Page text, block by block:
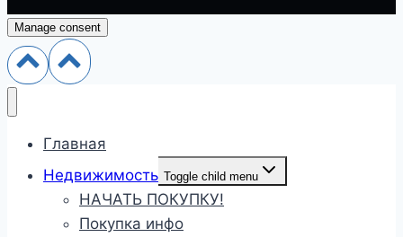
Manage consent
Главная
Недвижимость Toggle child menu
НАЧАТЬ ПОКУПКУ!
Покупка инфо